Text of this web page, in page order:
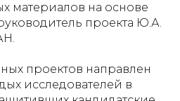
материалов на основе
проекта Ю.А.
проектов направлен
исследователей в